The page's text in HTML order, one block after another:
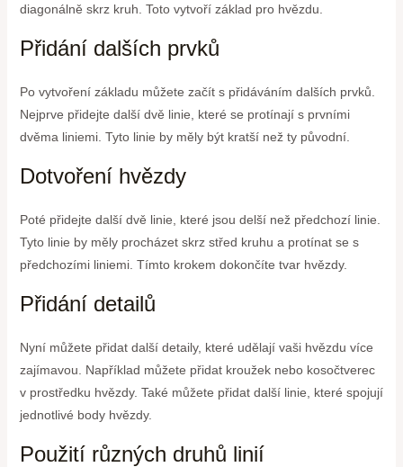
diagonálně skrz kruh. Toto vytvoří základ pro hvězdu.
Přidání dalších prvků
Po vytvoření základu můžete začít s přidáváním dalších prvků.
Nejprve přidejte další dvě linie, které se protínají s prvními
dvěma liniemi. Tyto linie by měly být kratší než ty původní.
Dotvoření hvězdy
Poté přidejte další dvě linie, které jsou delší než předchozí linie.
Tyto linie by měly procházet skrz střed kruhu a protínat se s
předchozími liniemi. Tímto krokem dokončíte tvar hvězdy.
Přidání detailů
Nyní můžete přidat další detaily, které udělají vaši hvězdu více
zajímavou. Například můžete přidat kroužek nebo kosočtverec
v prostředku hvězdy. Také můžete přidat další linie, které spojují
jednotlivé body hvězdy.
Použití různých druhů linií